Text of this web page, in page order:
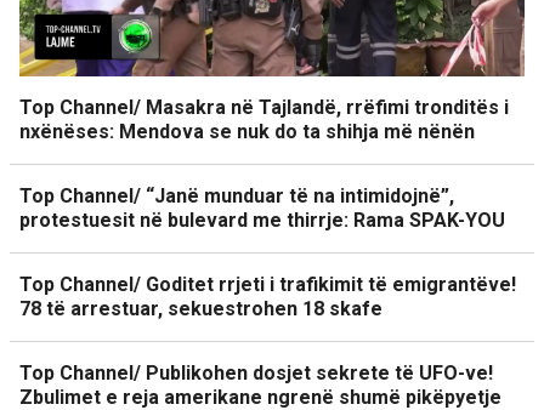
Top Channel/ Masakra në Tajlandë, rrëfimi tronditës i
nxënëses: Mendova se nuk do ta shihja më nënën
Top Channel/ “Janë munduar të na intimidojnë”,
protestuesit në bulevard me thirrje: Rama SPAK-YOU
Top Channel/ Goditet rrjeti i trafikimit të emigrantëve!
78 të arrestuar, sekuestrohen 18 skafe
Top Channel/ Publikohen dosjet sekrete të UFO-ve!
Zbulimet e reja amerikane ngrenë shumë pikëpyetje